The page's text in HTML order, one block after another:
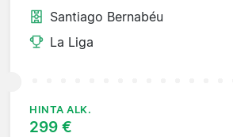
Santiago Bernabéu
La Liga
HINTA ALK.
299 €